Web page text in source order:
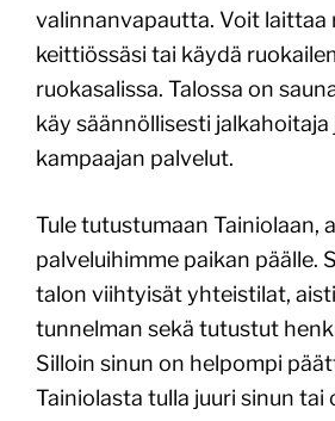
valinnanvapautta. Voit laittaa
keittiössäsi tai käydä
ruokasalissa. Talossa on
käy säännöllisesti
kampaajan palvelut.
Tule tutustumaan Tainiolaan,
palveluihimme paikan päälle.
talon viihtyisät yhteistilat,
tunnelman sekä tutustut
Silloin sinun on helpompi
Tainiolasta tulla juuri sinun tai